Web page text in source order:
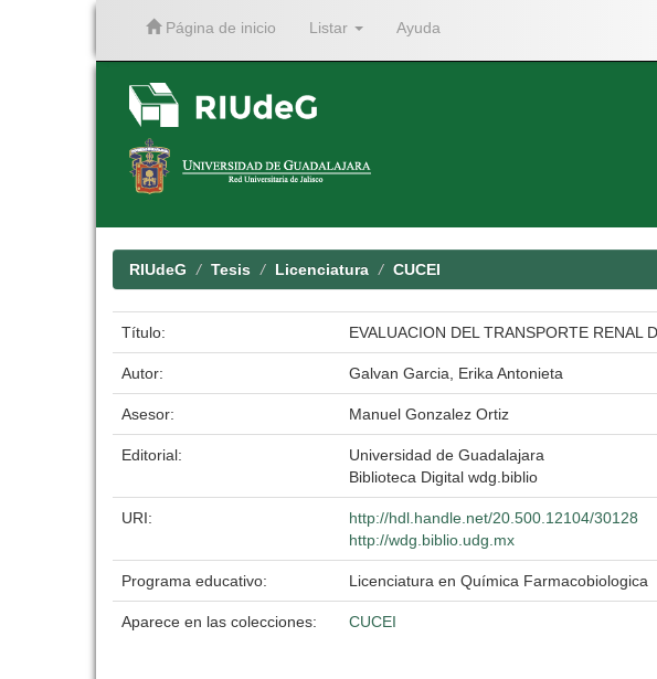
Página de inicio Listar Ayuda
RIUdeG Tesis Licenciatura CUCEI
Título: EVALUACION DEL TRANSPORTE RENAL
Autor: Galvan Garcia, Erika Antonieta
Asesor: Manuel Gonzalez Ortiz
Editorial:
Universidad de Guadalajara
Biblioteca Digital wdg.biblio
URI:
http://hdl.handle.net/20.500.12104/30128
http://wdg.biblio.udg.mx
Programa educativo: Licenciatura en Química Farmacobiologica
Aparece en las colecciones: CUCEI